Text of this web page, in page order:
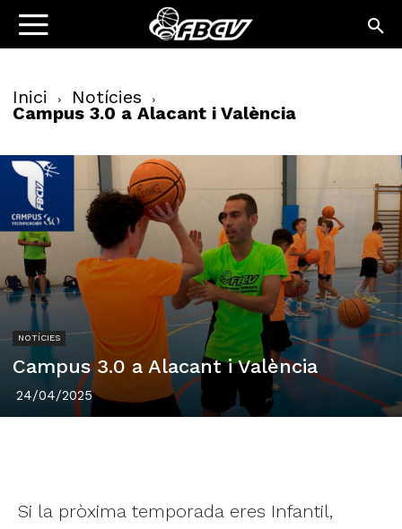
Inici Notícies
Campus 3.0 a Alacant i València
NOTÍCIES
Campus 3.0 a Alacant i València
24/04/2025
Si la pròxima temporada eres Infantil,